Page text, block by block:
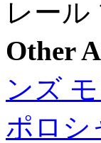
レール
Other
ンズ
ポロシ